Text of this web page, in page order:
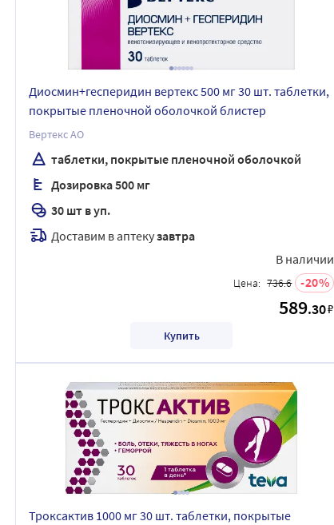
Диосмин+гесперидин вертекс 500 мг 30 шт. таблетки,
покрытые пленочной оболочкой блистер
Вертекс АО
таблетки, покрытые пленочной оболочкой
Дозировка 500 мг
30 шт в уп.
Доставим в аптекузавтра
В наличии
Цена: 736.6 20
589.30₽
Купить
Троксактив 1000 мг 30 шт. таблетки, покрытые